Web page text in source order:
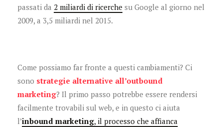
passati da 2 miliardi di ricerche su Google al giorno nel
2009, a 3,5 miliardi nel 2015.
Come possiamo far fronte a questi cambiamenti? Ci
sono strategie alternative all’outbound
marketing? Il primo passo potrebbe essere rendersi
facilmente trovabili sul web, e in questo ci aiuta
l’inbound marketing, il processo che affianca